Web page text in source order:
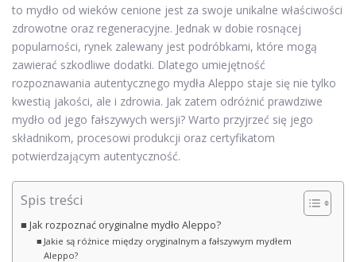
to mydło od wieków cenione jest za swoje unikalne właściwości
zdrowotne oraz regeneracyjne. Jednak w dobie rosnącej
popularności, rynek zalewany jest podróbkami, które mogą
zawierać szkodliwe dodatki. Dlatego umiejętność
rozpoznawania autentycznego mydła Aleppo staje się nie tylko
kwestią jakości, ale i zdrowia. Jak zatem odróżnić prawdziwe
mydło od jego fałszywych wersji? Warto przyjrzeć się jego
składnikom, procesowi produkcji oraz certyfikatom
potwierdzającym autentyczność.
Spis treści
Jak rozpoznać oryginalne mydło Aleppo?
Jakie są różnice między oryginalnym a fałszywym mydłem
Aleppo?